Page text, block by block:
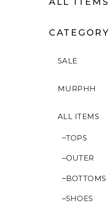
CATEGORY
SALE
MURPHH
ALL ITEMS
TOPS
OUTER
BOTTOMS
SHOES